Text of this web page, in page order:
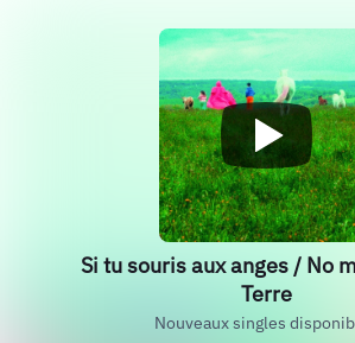
Si tu souris aux anges / No
Terre
Nouveaux singles